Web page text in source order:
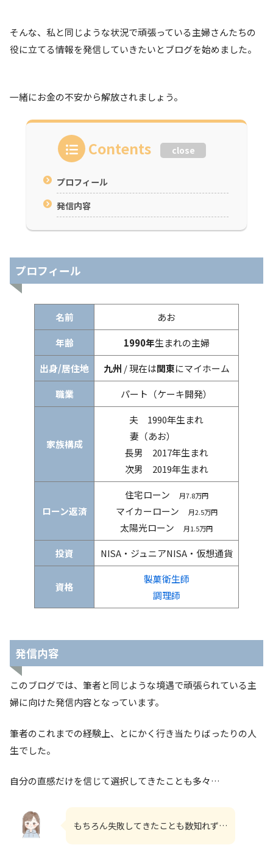
そんな、私と同じような状況で頑張っている主婦さんたちの
役に立てる情報を発信していきたいとブログを始めました。
一緒にお金の不安から解放されましょう。
Contents close
プロフィール
発信内容
プロフィール
名前
あお
年齢
1990年生まれの主婦
出身/居住地
九州 / 現在は関東にマイホーム
職業
パート（ケーキ開発）
家族構成
夫 1990年生まれ
妻（あお）
長男 2017年生まれ
次男 2019年生まれ
ローン返済
住宅ローン 月7.8万円
マイカーローン 月2.5万円
太陽光ローン 月1.5万円
投資 NISA・ジュニアNISA・仮想通貨
資格
製菓衛生師
調理師
発信内容
このブログでは、筆者と同じような境遇で頑張られている主
婦に向けた発信内容となっています。
筆者のこれまでの経験上、とにかく行き当たりばったりの人
生でした。
自分の直感だけを信じて選択してきたことも多々…
もちろん失敗してきたことも数知れず…